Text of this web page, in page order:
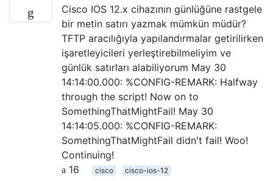
Cisco IOS 12.x cihazının günlüğüne rastgele
bir metin satırı yazmak mümkün müdür?
TFTP aracılığıyla yapılandırmalar getirilirken
işaretleyicileri yerleştirebilmeliyim ve
günlük satırları alabiliyorum May 30
14:14:00.000: %CONFIG-REMARK: Halfway
through the script! Now on to
SomethingThatMightFail! May 30
14:14:05.000: %CONFIG-REMARK:
SomethingThatMightFail didn't fail! Woo!
Continuing!
16
cisco cisco-ios-12